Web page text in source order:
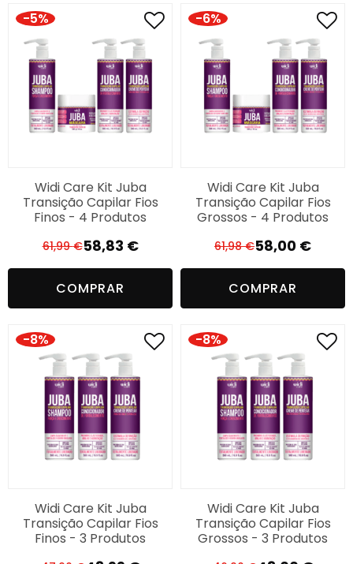
-5%
Widi Care Kit Juba
Transição Capilar Fios
Finos - 4 Produtos
61,99€ O
preço
original
era:
58,83 €
O
preço
atual
é:
COMPRAR
-6%
Widi Care Kit Juba
Transição Capilar Fios
Grossos - 4 Produtos
61,98€ O
preço
original
era:
58,00 €
O
preço
atual
é:
COMPRAR
-8%
Widi Care Kit Juba
Transição Capilar Fios
Finos - 3 Produtos
-8%
Widi Care Kit Juba
Transição Capilar Fios
Grossos - 3 Produtos